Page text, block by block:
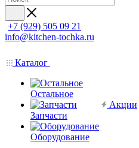
+7 (929) 505 09 21
info@kitchen-tochka.ru
Каталог
Остальное
Запчасти
Оборудование
Акции